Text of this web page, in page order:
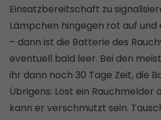
Einsatzbereitschaft zu
Lämpchen hingegen rot auf und
– dann ist die Batterie des
eventuell bald leer. Bei den
ihr dann noch 30 Tage Zeit, die
Übrigens: Löst ein Rauchmelder
kann er verschmutzt sein.